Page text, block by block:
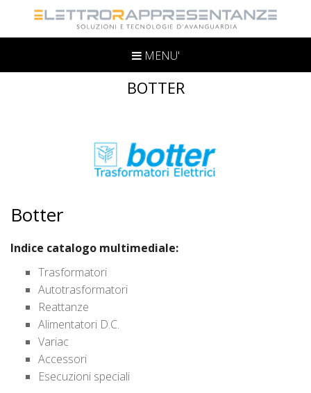
MENU'
BOTTER
Botter
Indice catalogo multimediale:
Trasformatori
Autotrasformatori
Reattanze
Alimentatori D.C.
Variac
Accessori
Esecuzioni speciali